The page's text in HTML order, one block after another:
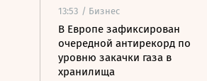
13:53 / Бизнес
В Европе зафиксирован
очередной антирекорд по
уровню закачки газа в
хранилища